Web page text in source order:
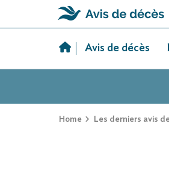
Avis de décès
Home Les derniers avis